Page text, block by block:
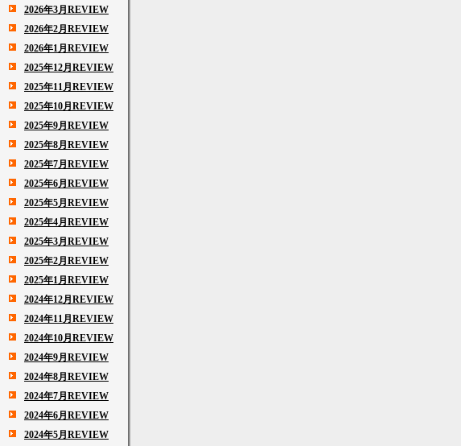
2026年3月REVIEW
2026年2月REVIEW
2026年1月REVIEW
2025年12月REVIEW
2025年11月REVIEW
2025年10月REVIEW
2025年9月REVIEW
2025年8月REVIEW
2025年7月REVIEW
2025年6月REVIEW
2025年5月REVIEW
2025年4月REVIEW
2025年3月REVIEW
2025年2月REVIEW
2025年1月REVIEW
2024年12月REVIEW
2024年11月REVIEW
2024年10月REVIEW
2024年9月REVIEW
2024年8月REVIEW
2024年7月REVIEW
2024年6月REVIEW
2024年5月REVIEW